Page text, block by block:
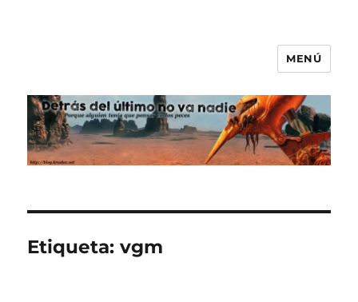
Detrás del último no va nadie
MENÚ
Etiqueta:vgm